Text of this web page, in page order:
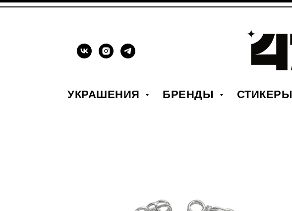
УКРАШЕНИЯ БРЕНДЫ СТИКЕРЫ